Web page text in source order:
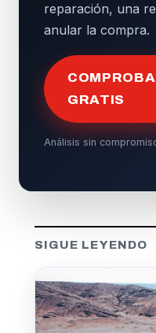
reparación, una
anular la compra.
GRATIS
Análisis sin
SIGUE LEYENDO